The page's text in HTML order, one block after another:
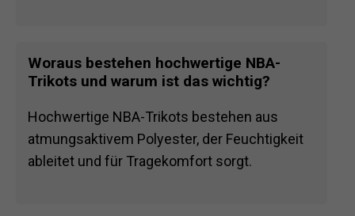
Woraus bestehen hochwertige NBA-
Trikots und warum ist das wichtig?
Hochwertige NBA-Trikots bestehen aus
atmungsaktivem Polyester, der Feuchtigkeit
ableitet und für Tragekomfort sorgt.